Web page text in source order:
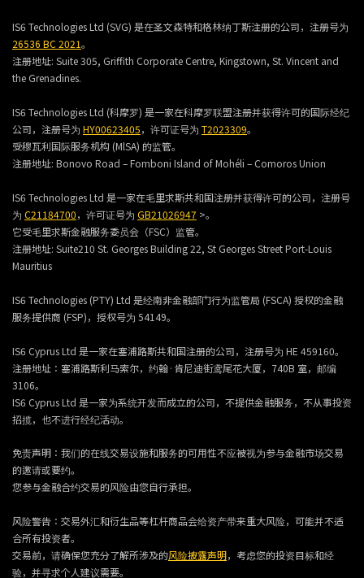
IS6 Technologies Ltd (SVG) 是在圣文森特和格林纳丁斯注册的公司，注册号为
26536 BC 2021。
注册地址: Suite 305, Griffith Corporate Centre, Kingstown, St. Vincent and
the Grenadines.
IS6 Technologies Ltd (科摩罗) 是一家在科摩罗联盟注册并获得许可的国际经纪
公司，注册号为 HY00623405，许可证号为 T2023309。
受穆瓦利国际服务机构 (MlSA) 的监管。
注册地址: Bonovo Road – Fomboni Island of Mohéli – Comoros Union
IS6 Technologies Ltd 是一家在毛里求斯共和国注册并获得许可的公司，注册号
为 C21184700，许可证号为 GB21026947 >。
它受毛里求斯金融服务委员会（FSC）监管。
注册地址: Suite210 St. Georges Building 22, St Georges Street Port-Louis
Mauritius
IS6 Technologies (PTY) Ltd 是经南非金融部门行为监管局 (FSCA) 授权的金融
服务提供商 (FSP)，授权号为 54149。
IS6 Cyprus Ltd 是一家在塞浦路斯共和国注册的公司，注册号为 HE 459160。
注册地址：塞浦路斯利马索尔，约翰·肯尼迪街鸢尾花大厦，740B 室，邮编
3106。
IS6 Cyprus Ltd 是一家为系统开发而成立的公司，不提供金融服务，不从事投资
招揽，也不进行经纪活动。
免责声明：我们的在线交易设施和服务的可用性不应被视为参与金融市场交易
的邀请或要约。
您参与金融合约交易的风险由您自行承担。
风险警告：交易外汇和衍生品等杠杆商品会给资产带来重大风险，可能并不适
合所有投资者。
交易前，请确保您充分了解所涉及的风险披露声明，考虑您的投资目标和经
验，并寻求个人建议需要。